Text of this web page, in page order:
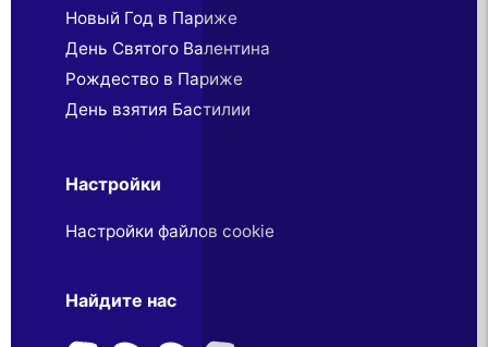
Новый Год в Париже
День Святого Валентина
Рождество в Париже
День взятия Бастилии
Настройки
Настройки файлов cookie
Найдите нас